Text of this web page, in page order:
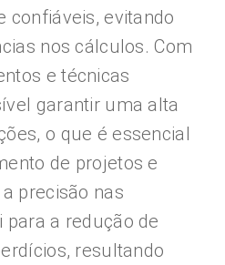
confiáveis, evitando
nos cálculos. Com
e técnicas
garantir uma alta
o que é essencial
de projetos e
precisão nas
a redução de
resultando